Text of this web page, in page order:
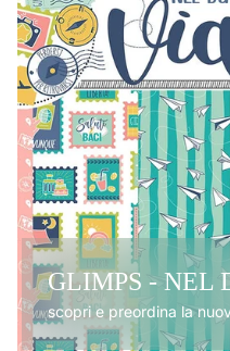
GLIMPS - NEL
scopri e preordina la